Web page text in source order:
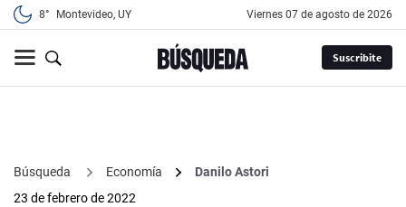
8° Montevideo, UY viernes 07 de agosto de 2026
Suscribite
Búsqueda Economía
Danilo Astori
23 de febrero de 2022